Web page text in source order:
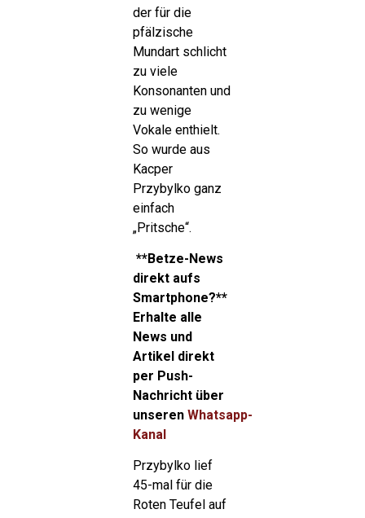
der für die
pfälzische
Mundart schlicht
zu viele
Konsonanten und
zu wenige
Vokale enthielt.
So wurde aus
Kacper
Przybylko ganz
einfach
„Pritsche“.
**Betze-News
direkt aufs
Smartphone?**
Erhalte alle
News und
Artikel direkt
per Push-
Nachricht über
unseren Whatsapp-
Kanal
Przybylko lief
45-mal für die
Roten Teufel auf